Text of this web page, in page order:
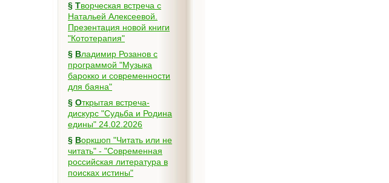
§ Творческая встреча с
Натальей Алексеевой.
Презентация новой книги
"Кототерапия"
§ Владимир Розанов с
программой "Музыка
барокко и современности
для баяна"
§ Открытая встреча-
дискурс "Судьба и Родина
едины" 24.02.2026
§ Воркшоп "Читать или не
читать" - "Современная
российская литература в
поисках истины"